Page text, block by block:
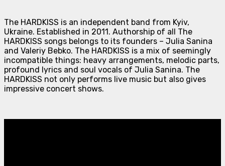
The HARDKISS is an independent band from Kyiv,
Ukraine. Established in 2011. Authorship of all The
HARDKISS songs belongs to its founders – Julia Sanina
and Valeriy Bebko. The HARDKISS is a mix of seemingly
incompatible things: heavy arrangements, melodic parts,
profound lyrics and soul vocals of Julia Sanina. The
HARDKISS not only performs live music but also gives
impressive concert shows.